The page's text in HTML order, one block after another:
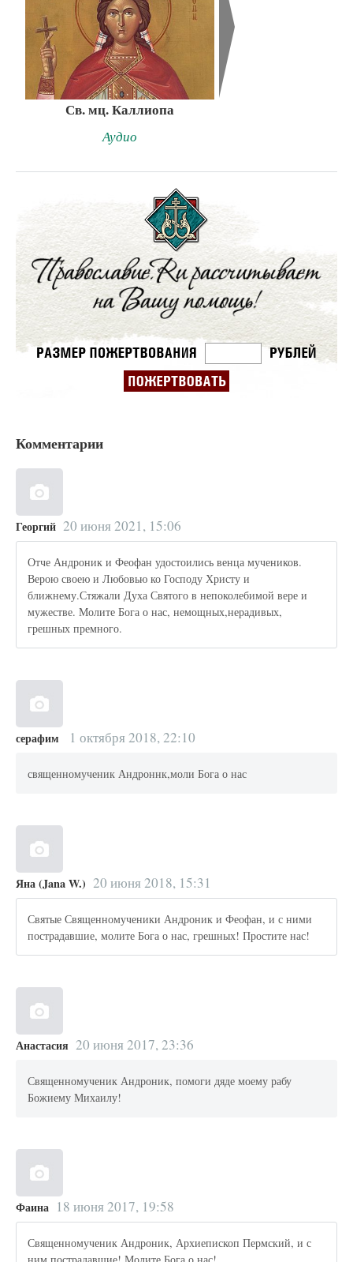
Св. мц. Каллиопа
Аудио
Комментарии
Георгий 20 июня 2021, 15:06
Отче Андроник и Феофан удостоились венца мучеников.
Верою своею и Любовью ко Господу Христу и
ближнему.Стяжали Духа Святого в непоколебимой вере и
мужестве. Молите Бога о нас, немощных,нерадивых,
грешных премного.
серафим 1 октября 2018, 22:10
священномученик Андроннк,моли Бога о нас
Яна (Jana W.) 20 июня 2018, 15:31
Святые Священномученики Андроник и Феофан, и с ними
пострадавшие, молите Бога о нас, грешных! Простите нас!
Анастасия 20 июня 2017, 23:36
Священномученик Андроник, помоги дяде моему рабу
Божиему Михаилу!
Фаина 18 июня 2017, 19:58
Священномученик Андроник, Архиепископ Пермский, и с
ним пострадавшие! Молите Бога о нас!